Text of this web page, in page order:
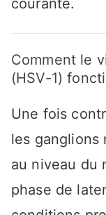
courante.
Comment le
(HSV-1)
Une fois
les ganglions
au niveau du
phase de